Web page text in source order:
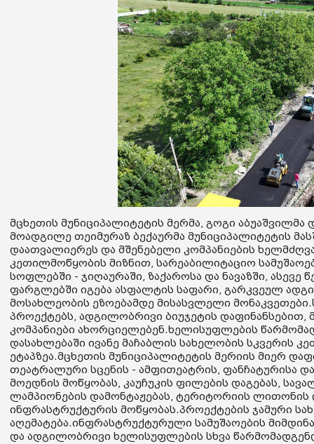
მცხეთის მუნიციპალიტეტის მერმა, გოგი
მოადგილე თეიმურაზ ბექაურმა მუნიციპალიტეტის
დაათვალიერეს და მშენებელი კომპანიების
კეთილმოწყობის მიზნით, სარეაბილიტაციო
სოფლებში - ჯიღაურაში, ზაქაროსა და ნავაზში,
ფარგლებში იგება ასფალტის საფარი, გარკვეულ
მოსახლეობის ეზოებამდე მისასვლელი
პროექტებს, ადგილობრივი ბიუჯეტის
კომპანიები ახორციელებენ.ხელისუფლების
დასახლებაში ივანე მაჩაბლის სახელობის
ეტაპზეა.მცხეთის მუნიციპალიტეტის მერიის მიერ
თეატრალური სცენის - ამფითეატრის, ფანჩატურისა
მოედნის მოწყობას, კაუჩუკის ფილების დაგებას,
ლამპიონების დამონტაჟებას, ტერიტორიის
ინფრასტრუქტურის მოწყობას.პროექტების ჯამური
აღემატება.ინფრასტრუქტურული სამუშაოების
და ადგილობრივი ხელისუფლების სხვა